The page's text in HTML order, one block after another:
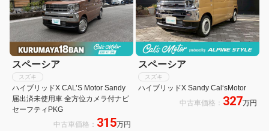
スペーシア
スズキ
ハイブリッドX CAL’S Motor Sandy
届出済未使用車 全方位カメラ付ナビ
セーフティPKG
中古車価格： 315万円
スペーシア
スズキ
ハイブリッドX Sandy Cal‘sMotor
中古車価格： 327万円